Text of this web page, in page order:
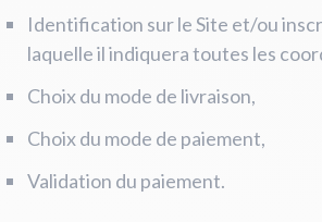
Identification sur le Site et/ou
laquelle il indiquera toutes les
Choix du mode de livraison,
Choix du mode de paiement,
Validation du paiement.